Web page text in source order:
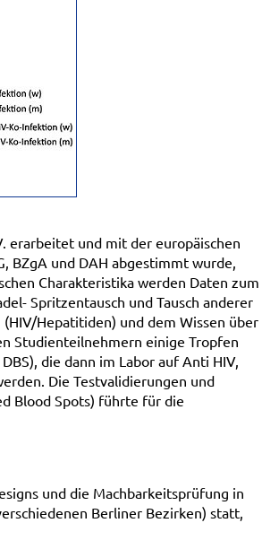
erarbeitet und mit der europäischen
BZgA und DAH abgestimmt wurde,
Charakteristika werden Daten zum
Spritzentausch und Tausch anderer
Hepatitiden) und dem Wissen über
Studienteilnehmern einige Tropfen
die dann im Labor auf Anti HIV,
Die Testvalidierungen und
Blood Spots) führte für die
und die Machbarkeitsprüfung in
Berliner Bezirken) statt,